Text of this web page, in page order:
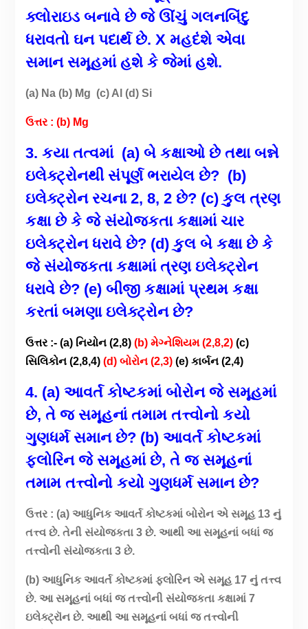
ક્લોરાઇડ બનાવે છે જે ઊંચું ગલનબિંદુ
ધરાવતો ઘન પદાર્થ છે. X મહદંશે એવા
સમાન સમૂહમાં હશે કે જેમાં હશે.
(a) Na (b) Mg (c) Al (d) Si
ઉત્તર : (b) Mg
3. કયા તત્વમાં (a) બે કક્ષાઓ છે તથા બન્ને
ઇલેક્ટ્રોનથી સંપૂર્ણ ભરાયેલ છે?(b)
ઇલેક્ટ્રોન રચના 2, 8, 2 છે?(c)કુલ ત્રણ
કક્ષા છે કે જે સંયોજકતા કક્ષામાં ચાર
ઇલેક્ટ્રોન ધરાવે છે? (d)કુલ બે કક્ષા છે કે
જે સંયોજકતા કક્ષામાં ત્રણ ઇલેક્ટ્રોન
ધરાવે છે?(e)બીજી કક્ષામાં પ્રથમ કક્ષા
કરતાં બમણા ઇલેક્ટ્રોન છે?
ઉત્તર :- (a) નિયોન (2,8) (b) મેગ્નેશિયમ (2,8,2)(c)
સિલિકોન (2,8,4) (d) બોરોન (2,3)(e) કાર્બન (2,4)
4. (a) આવર્ત કોષ્ટકમાં બોરોન જે સમૂહમાં
છે, તે જ સમૂહનાં તમામ તત્ત્વોનો કયો
ગુણધર્મ સમાન છે? (b) આવર્ત કોષ્ટકમાં
ફ્લોરિન જે સમૂહમાં છે, તે જ સમૂહનાં
તમામ તત્ત્વોનો કયો ગુણધર્મ સમાન છે?
ઉત્તર : (a) આધુનિક આવર્ત કોષ્ટકમાં બોરોન એ સમૂહ 13 નું
તત્ત્વ છે. તેની સંયોજકતા 3 છે. આથી આ સમૂહનાં બધાં જ
તત્ત્વોની સંયોજકતા 3 છે.
(b) આધુનિક આવર્ત કોષ્ટકમાં ફ્લોરિન એ સમૂહ 17 નું તત્ત્વ
છે. આ સમૂહનાં બધાં જ તત્ત્વોની સંયોજકતા કક્ષામાં 7
ઇલેક્ટ્રૉન છે. આથી આ સમૂહનાં બધાં જ તત્ત્વોની